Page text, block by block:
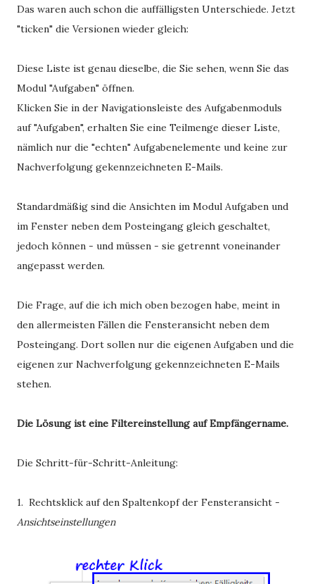
Das waren auch schon die auffälligsten Unterschiede. Jetzt
"ticken" die Versionen wieder gleich:
Diese Liste ist genau dieselbe, die Sie sehen, wenn Sie das
Modul "Aufgaben" öffnen.
Klicken Sie in der Navigationsleiste des Aufgabenmoduls
auf "Aufgaben", erhalten Sie eine Teilmenge dieser Liste,
nämlich nur die "echten" Aufgabenelemente und keine zur
Nachverfolgung gekennzeichneten E-Mails.
Standardmäßig sind die Ansichten im Modul Aufgaben und
im Fenster neben dem Posteingang gleich geschaltet,
jedoch können - und müssen - sie getrennt voneinander
angepasst werden.
Die Frage, auf die ich mich oben bezogen habe, meint in
den allermeisten Fällen die Fensteransicht neben dem
Posteingang. Dort sollen nur die eigenen Aufgaben und die
eigenen zur Nachverfolgung gekennzeichneten E-Mails
stehen.
Die Lösung ist eine Filtereinstellung auf Empfängername.
Die Schritt-für-Schritt-Anleitung:
1. Rechtsklick auf den Spaltenkopf der Fensteransicht -
Ansichtseinstellungen